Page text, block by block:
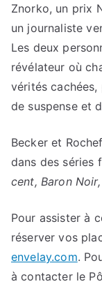
Znorko, un prix
un journaliste
Les deux
révélateur où
vérités
de suspense et
Becker et
dans des séries
cent, Baron Noir,
Pour assister à
réserver vos
envelay.com.
à contacter le